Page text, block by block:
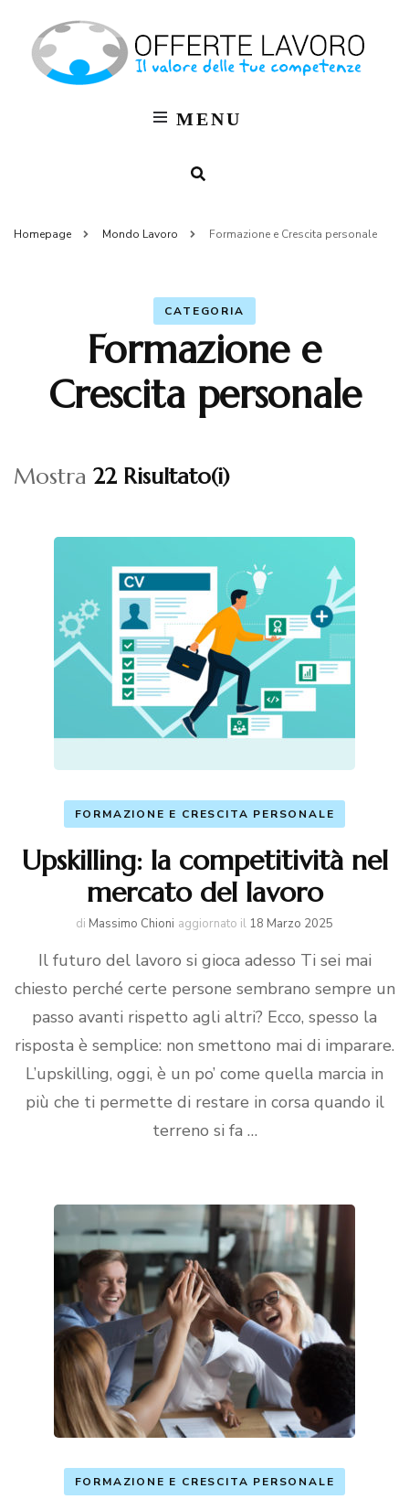
MENU
Homepage Mondo Lavoro Formazione e Crescita personale
CATEGORIA
Formazione e
Crescita personale
Mostra 22 Risultato(i)
FORMAZIONE E CRESCITA PERSONALE
Upskilling: la competitività nel
mercato del lavoro
di Massimo Chioni aggiornato il 18 Marzo 2025
Il futuro del lavoro si gioca adesso Ti sei mai
chiesto perché certe persone sembrano sempre un
passo avanti rispetto agli altri? Ecco, spesso la
risposta è semplice: non smettono mai di imparare.
L’upskilling, oggi, è un po’ come quella marcia in
più che ti permette di restare in corsa quando il
terreno si fa …
FORMAZIONE E CRESCITA PERSONALE